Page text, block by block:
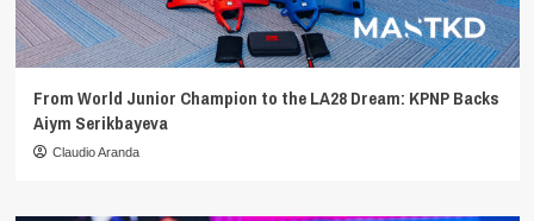
From World Junior Champion to the LA28 Dream: KPNP Backs
Aiym Serikbayeva
Claudio Aranda